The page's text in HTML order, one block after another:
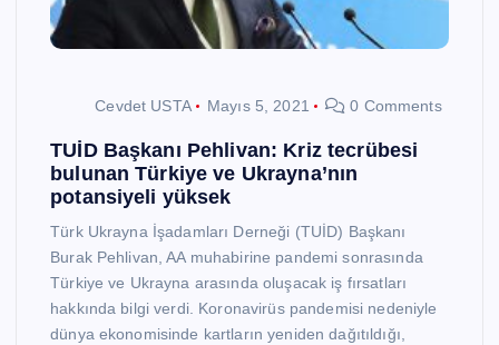
Cevdet USTA Mayıs 5, 2021 0 Comments
TUİD Başkanı Pehlivan: Kriz tecrübesi
bulunan Türkiye ve Ukrayna’nın
potansiyeli yüksek
Türk Ukrayna İşadamları Derneği (TUİD) Başkanı
Burak Pehlivan, AA muhabirine pandemi sonrasında
Türkiye ve Ukrayna arasında oluşacak iş fırsatları
hakkında bilgi verdi. Koronavirüs pandemisi nedeniyle
dünya ekonomisinde kartların yeniden dağıtıldığı,